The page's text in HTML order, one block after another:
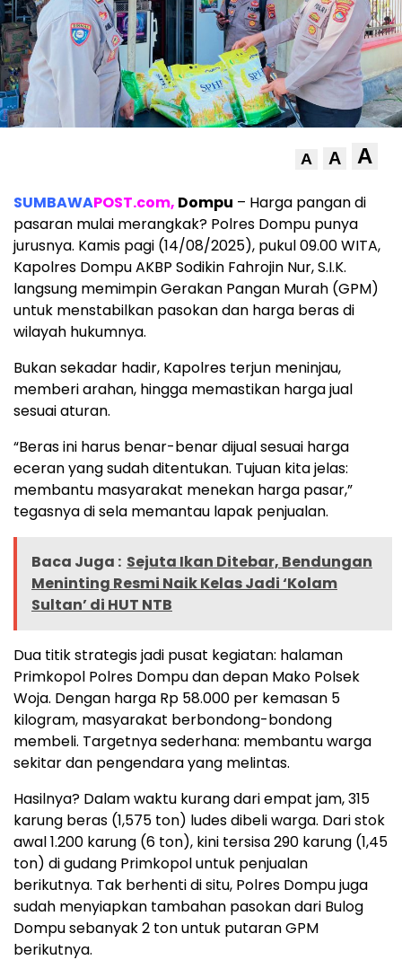
A A A
SUMBAWAPOST.com, Dompu – Harga pangan di
pasaran mulai merangkak? Polres Dompu punya
jurusnya. Kamis pagi (14/08/2025), pukul 09.00 WITA,
Kapolres Dompu AKBP Sodikin Fahrojin Nur, S.I.K.
langsung memimpin Gerakan Pangan Murah (GPM)
untuk menstabilkan pasokan dan harga beras di
wilayah hukumnya.
Bukan sekadar hadir, Kapolres terjun meninjau,
memberi arahan, hingga memastikan harga jual
sesuai aturan.
“Beras ini harus benar-benar dijual sesuai harga
eceran yang sudah ditentukan. Tujuan kita jelas:
membantu masyarakat menekan harga pasar,”
tegasnya di sela memantau lapak penjualan.
Baca Juga : Sejuta Ikan Ditebar, Bendungan
Meninting Resmi Naik Kelas Jadi ‘Kolam
Sultan’ di HUT NTB
Dua titik strategis jadi pusat kegiatan: halaman
Primkopol Polres Dompu dan depan Mako Polsek
Woja. Dengan harga Rp 58.000 per kemasan 5
kilogram, masyarakat berbondong-bondong
membeli. Targetnya sederhana: membantu warga
sekitar dan pengendara yang melintas.
Hasilnya? Dalam waktu kurang dari empat jam, 315
karung beras (1,575 ton) ludes dibeli warga. Dari stok
awal 1.200 karung (6 ton), kini tersisa 290 karung (1,45
ton) di gudang Primkopol untuk penjualan
berikutnya. Tak berhenti di situ, Polres Dompu juga
sudah menyiapkan tambahan pasokan dari Bulog
Dompu sebanyak 2 ton untuk putaran GPM
berikutnya.